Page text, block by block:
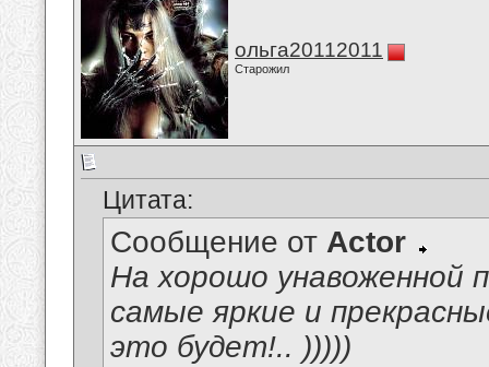
ольга20112011
Старожил
Цитата:
Сообщение от Actor
На хорошо унавоженной
самые яркие и
это будет!.. )))))